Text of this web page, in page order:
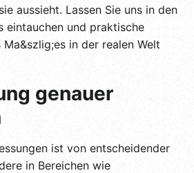
aussieht. Lassen Sie uns in den
eintauchen und praktische
in der realen Welt
genauer
ist von entscheidender
in Bereichen wie